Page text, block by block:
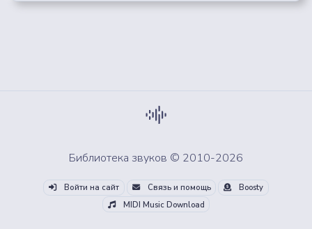
Библиотека звуков © 2010-2026
Войти на сайт Связь и помощь
Boosty
MIDI Music Download